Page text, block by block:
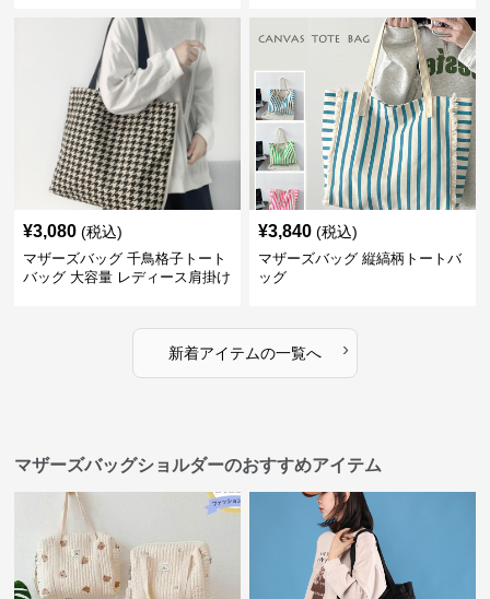
¥3,080 (税込)
マザーズバッグ 千鳥格子トート
バッグ 大容量 レディース肩掛け
¥3,840 (税込)
マザーズバッグ 縦縞柄トートバ
ッグ
新着アイテムの一覧へ ›
マザーズバッグショルダーのおすすめアイテム